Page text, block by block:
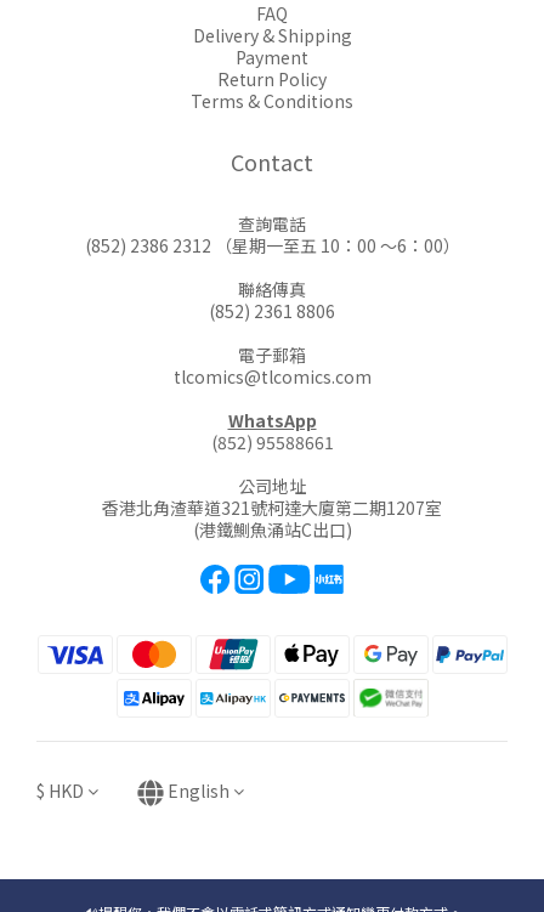
FAQ
Delivery & Shipping
Payment
Return Policy
Terms & Conditions
Contact
查詢電話
(852) 2386 2312 （星期一至五 10：00 ～6：00）
聯絡傳真
(852) 2361 8806
電子郵箱
tlcomics@tlcomics.com
WhatsApp
(852) 95588661
公司地址
香港北角渣華道321號柯達大廈第二期1207室
(港鐵鰂魚涌站C出口)
$ HKD English